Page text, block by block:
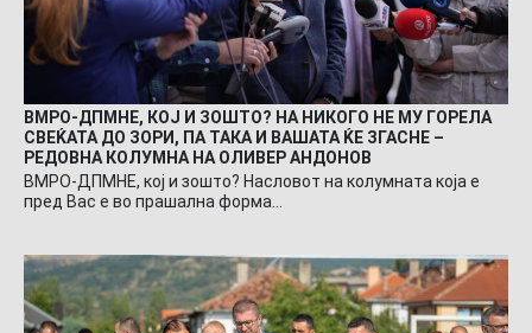
ВМРО-ДПМНЕ, КОЈ И ЗОШТО? НА НИКОГО НЕ МУ ГОРЕЛА
СВЕЌАТА ДО ЗОРИ, ПА ТАКА И ВАШАТА ЌЕ ЗГАСНЕ –
РЕДОВНА КОЛУМНА НА ОЛИВЕР АНДОНОВ
ВМРО-ДПМНЕ, кој и зошто? Насловот на колумната која е
пред Вас е во прашална форма…